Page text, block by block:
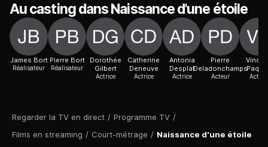
Regarder la TV en direct / Programme TV /
Films en streaming / Court-métrage / Naissance d'une étoile
Au casting dans Naissance d'une étoile
James Bort
Réalisateur
Pierre Bort
Réalisateur
Dorothée
Gilbert
Actrice
Catherine
Deneuve
Actrice
Antonia
Desplat
Actrice
Pierre
Deladonchamps
Acteur Acteur